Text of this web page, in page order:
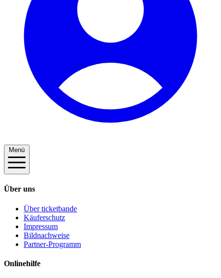
Menü
Über uns
Über ticketbande
Käuferschutz
Impressum
Bildnachweise
Partner-Programm
Onlinehilfe